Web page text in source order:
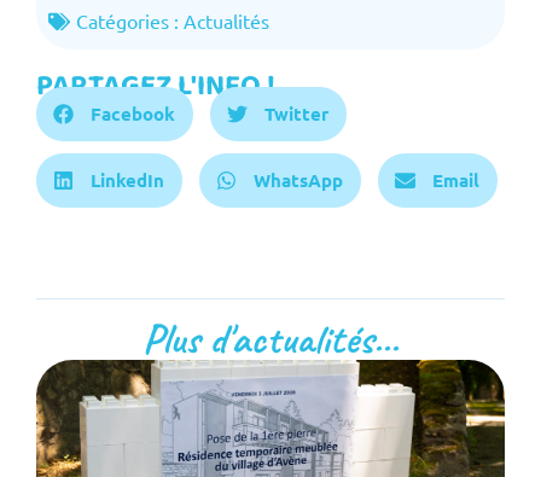
Catégories : Actualités
PARTAGEZ L'INFO !
Facebook Twitter
LinkedIn WhatsApp Email
Plus d'actualités...